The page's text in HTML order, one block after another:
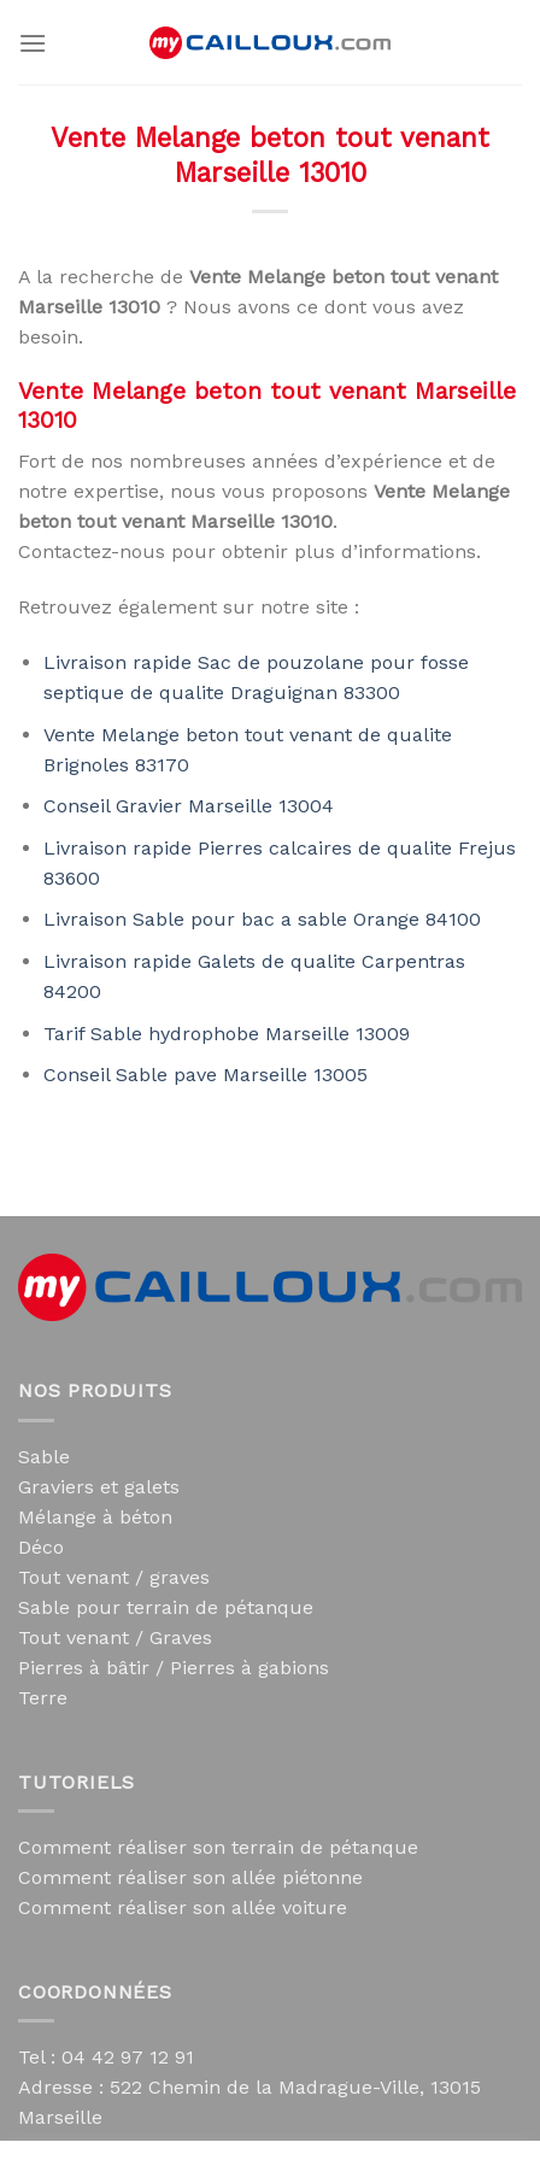
Vente Melange beton tout venant
Marseille 13010
A la recherche de Vente Melange beton tout venant
Marseille 13010 ? Nous avons ce dont vous avez
besoin.
Vente Melange beton tout venant Marseille
13010
Fort de nos nombreuses années d’expérience et de
notre expertise, nous vous proposons Vente Melange
beton tout venant Marseille 13010.
Contactez-nous pour obtenir plus d’informations.
Retrouvez également sur notre site :
Livraison rapide Sac de pouzolane pour fosse
septique de qualite Draguignan 83300
Vente Melange beton tout venant de qualite
Brignoles 83170
Conseil Gravier Marseille 13004
Livraison rapide Pierres calcaires de qualite Frejus
83600
Livraison Sable pour bac a sable Orange 84100
Livraison rapide Galets de qualite Carpentras
84200
Tarif Sable hydrophobe Marseille 13009
Conseil Sable pave Marseille 13005
NOS PRODUITS
Sable
Graviers et galets
Mélange à béton
Déco
Tout venant / graves
Sable pour terrain de pétanque
Tout venant / Graves
Pierres à bâtir / Pierres à gabions
Terre
TUTORIELS
Comment réaliser son terrain de pétanque
Comment réaliser son allée piétonne
Comment réaliser son allée voiture
COORDONNÉES
Tel : 04 42 97 12 91
Adresse : 522 Chemin de la Madrague-Ville, 13015
Marseille
contact@mycailloux.com